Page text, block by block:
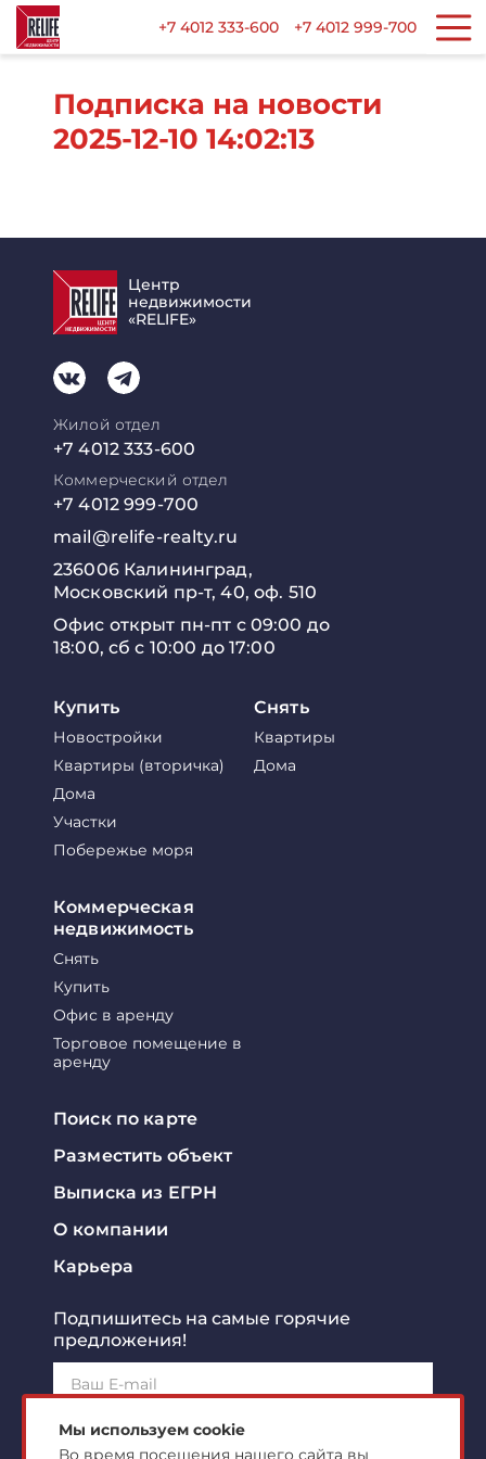
+7 4012 333-600 +7 4012 999-700
Подписка на новости
2025-12-10 14:02:13
Центр
недвижимости
«RELIFE»
Жилой отдел
+7 4012 333-600
Коммерческий отдел
+7 4012 999-700
mail@relife-realty.ru
236006 Калининград,
Московский пр-т, 40, оф. 510
Офис открыт пн-пт с 09:00 до
18:00, сб с 10:00 до 17:00
Купить
Новостройки
Квартиры (вторичка)
Дома
Участки
Побережье моря
Снять
Квартиры
Дома
Коммерческая
недвижимость
Снять
Купить
Офис в аренду
Торговое помещение в
аренду
Поиск по карте
Разместить объект
Выписка из ЕГРН
О компании
Карьера
Подпишитесь на самые горячие
предложения!
Подписаться!
Мы используем cookie
Во время посещения нашего сайта вы